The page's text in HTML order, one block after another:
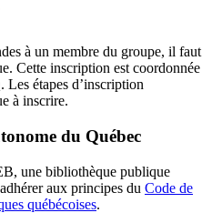
à un membre du groupe, il faut
Cette inscription est coordonnée
étapes d’inscription
à inscrire.
du Québec
une bibliothèque publique
aux principes du Code de
québécoises.